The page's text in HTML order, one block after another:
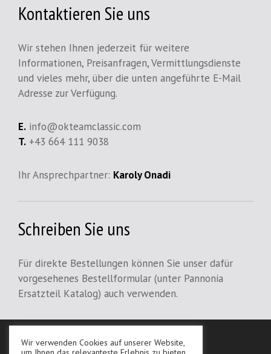
Kontaktieren Sie uns
Wir stehen Ihnen jederzeit für weitere
Informationen, Preisanfragen, Vermittlungsdienste
und vieles mehr, über die unten angeführte E-Mail
Adresse zur Verfügung.
E. info@okteamclassic.com
T. +43 664 111 9038
Ihr Ansprechpartner: Karoly Onadi
Schreiben Sie uns
Für direkte Bestellungen können Sie unser dafür
vorgesehenes Bestellformular (unter Pannonia
Ersatzteil Katalog) auch verwenden.
AGB
Wir verwenden Cookies auf unserer Website,